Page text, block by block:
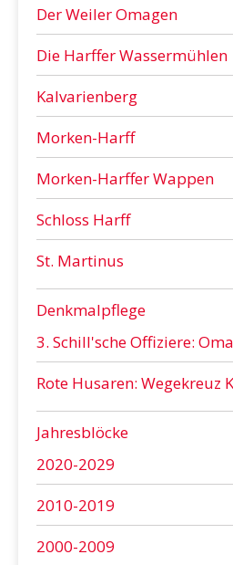
Der Weiler Omagen
Die Harffer Wassermühlen
Kalvarienberg
Morken-Harff
Morken-Harffer Wappen
Schloss Harff
St. Martinus
Denkmalpflege
3. Schill'sche Offiziere:
Rote Husaren: Wegekreuz
Jahresblöcke
2020-2029
2010-2019
2000-2009